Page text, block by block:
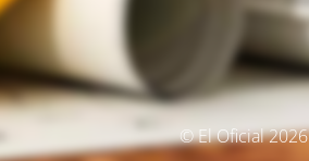
© El Oficial 2026